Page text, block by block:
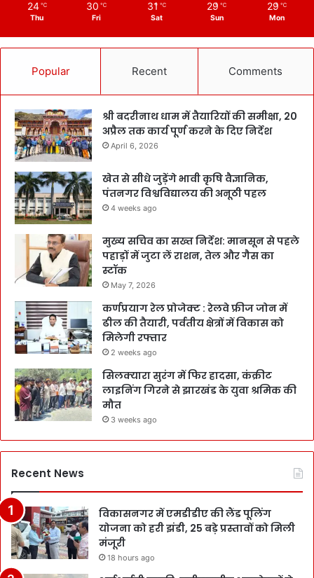
24 ℃
Thu
30 ℃
Fri
31 ℃
Sat
29 ℃
Sun
29 ℃
Mon
Popular Recent Comments
श्री बदरीनाथ धाम में तैयारियों की समीक्षा, 20
अप्रैल तक कार्य पूर्ण करने के दिए निर्देश
April 6, 2026
खेत से सीधे जुड़ेंगे भावी कृषि वैज्ञानिक,
पंतनगर विश्वविद्यालय की अनूठी पहल
4 weeks ago
मुख्य सचिव का सख्त निर्देश: मानसून से पहले
पहाड़ों में जुटा लें राशन, तेल और गैस का
स्टॉक
May 7, 2026
कर्णप्रयाग रेल प्रोजेक्ट : रेलवे फ्रीज जोन में
ढील की तैयारी, पर्वतीय क्षेत्रों में विकास को
मिलेगी रफ्तार
2 weeks ago
सिलक्यारा सुरंग में फिर हादसा, कंक्रीट
लाइनिंग गिरने से झारखंड के युवा श्रमिक की
मौत
3 weeks ago
Recent News
विकासनगर में एमडीडीए की लैंड पूलिंग
योजना को हरी झंडी, 25 बड़े प्रस्तावों को मिली
मंजूरी
18 hours ago